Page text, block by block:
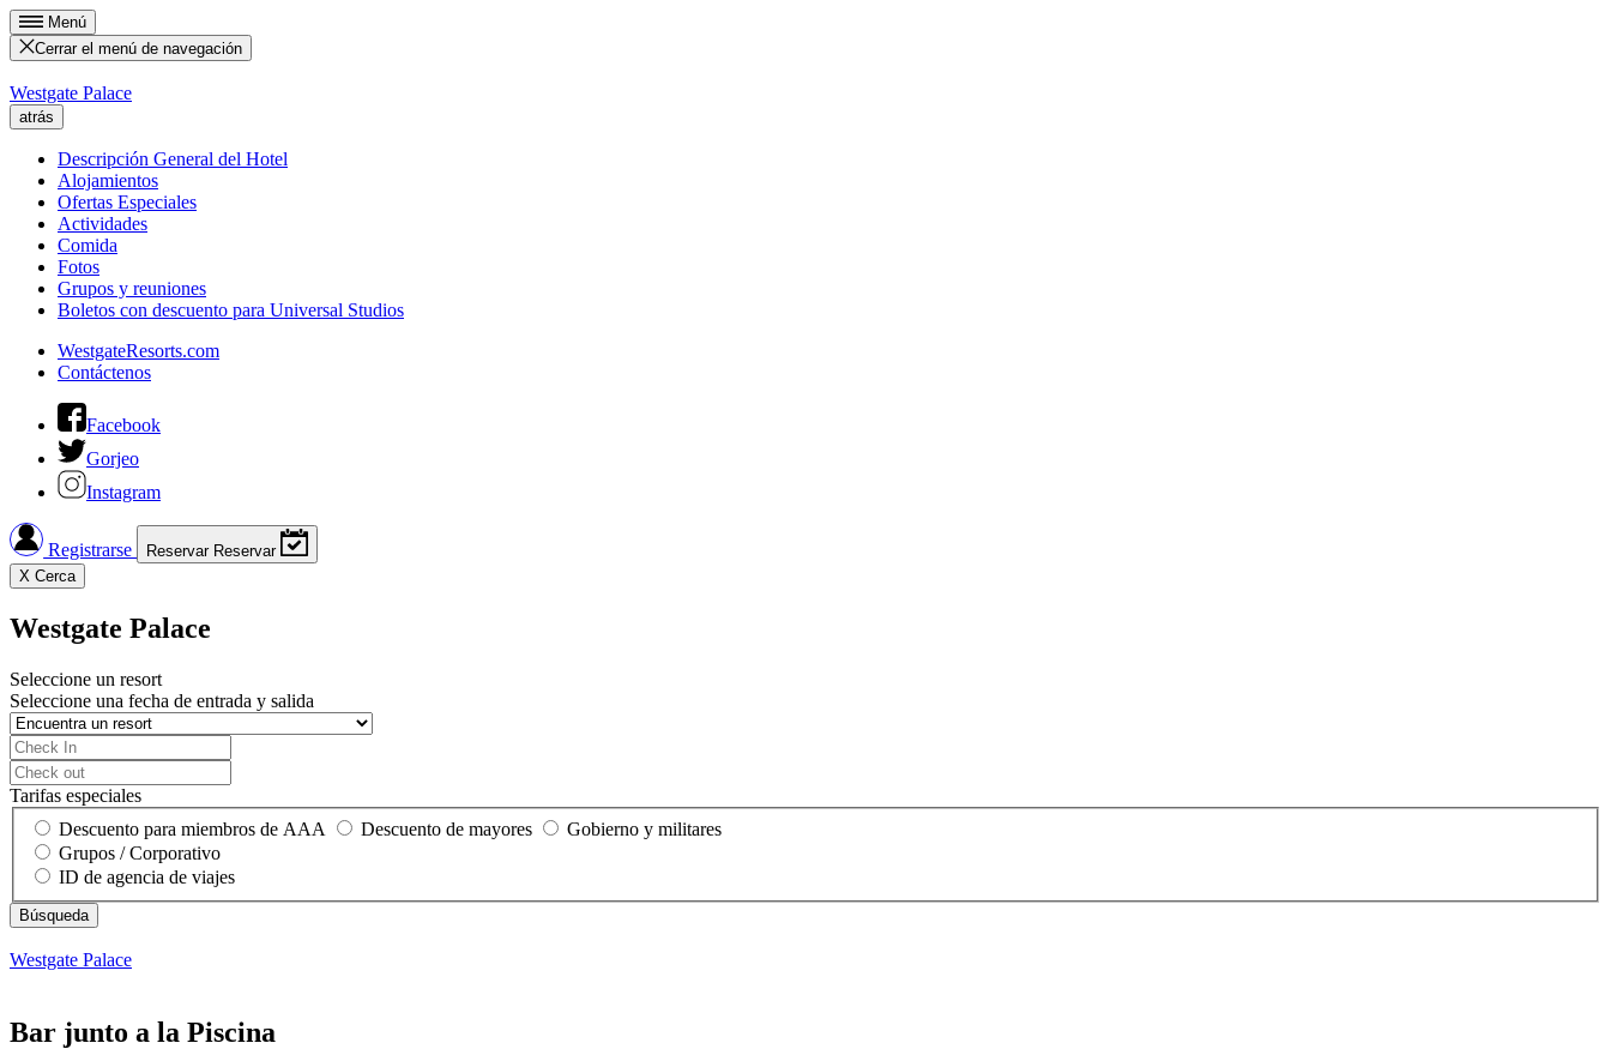
Menú
Cerrar el menú de navegación
Westgate Palace
atrás
Descripción General del Hotel
Alojamientos
Ofertas Especiales
Actividades
Comida
Fotos
Grupos y reuniones
Boletos con descuento para Universal Studios
WestgateResorts.com
Contáctenos
Facebook
Gorjeo
Instagram
Registrarse Reservar Reservar
X Cerca
Westgate Palace
Seleccione un resort
Seleccione una fecha de entrada y salida
Tarifas especiales
Descuento para miembros de AAA
Descuento de mayores
Gobierno y militares
Grupos / Corporativo
ID de agencia de viajes
Westgate Palace
Bar junto a la Piscina